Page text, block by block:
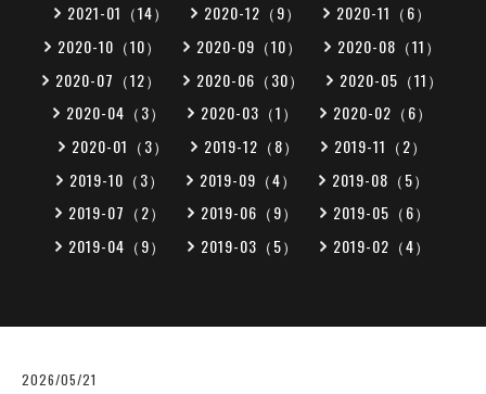
2021-01（14）
2020-12（9）
2020-11（6）
2020-10（10）
2020-09（10）
2020-08（11）
2020-07（12）
2020-06（30）
2020-05（11）
2020-04（3）
2020-03（1）
2020-02（6）
2020-01（3）
2019-12（8）
2019-11（2）
2019-10（3）
2019-09（4）
2019-08（5）
2019-07（2）
2019-06（9）
2019-05（6）
2019-04（9）
2019-03（5） 2019-02（4）
2026/05/21